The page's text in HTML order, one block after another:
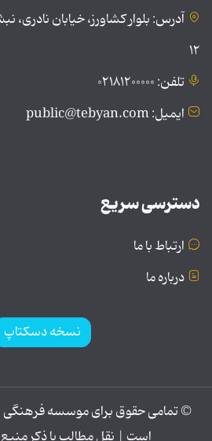
آدرس: بلوار کشاورز، خیابان
۱۲
تلفن: ۰۲۱۸۱۲۰۰۰۰۰
ایمیل: public@tebyan.com
دسترسی سریع
ارتباط با ما
درباره ما
نسخه دسکتاپ
© تمامی حقوق برای موسسه فرهنگی